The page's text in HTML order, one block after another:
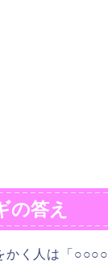
の答え
く人は「○○○○